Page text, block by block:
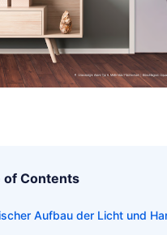
of Contents
Aufbau der Licht und